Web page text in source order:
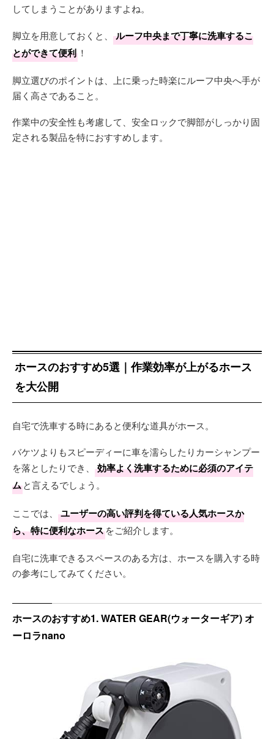
してしまうことがありますよね。
脚立を用意しておくと、
ルーフ中央まで丁寧に洗車するこ
とができて便利 ！
脚立選びのポイントは、上に乗った時楽にルーフ中央へ手が
届く高さであること。
作業中の安全性も考慮して、安全ロックで脚部がしっかり固
定される製品を特におすすめします。
ホースのおすすめ5選｜作業効率が上がるホース
を大公開
自宅で洗車する時にあると便利な道具がホース。
バケツよりもスピーディーに車を濡らしたりカーシャンプー
を落としたりでき、
効率よく洗車するために必須のアイテ
ムと言えるでしょう。
ここでは、
ユーザーの高い評判を得ている人気ホースか
ら、特に便利なホースをご紹介します。
自宅に洗車できるスペースのある方は、ホースを購入する時
の参考にしてみてください。
ホースのおすすめ1. WATER GEAR(ウォーターギア) オ
ーロラnano